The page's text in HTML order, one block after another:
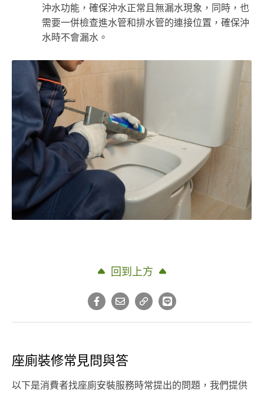
沖水功能，確保沖水正常且無漏水現象，同時，也
需要一併檢查進水管和排水管的連接位置，確保沖
水時不會漏水。
回到上方
座廁裝修常見問與答
以下是消費者找座廁安裝服務時常提出的問題，我們提供